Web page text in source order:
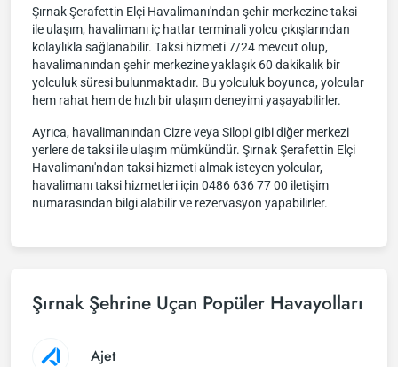
Şırnak Şerafettin Elçi Havalimanı'ndan şehir merkezine taksi
ile ulaşım, havalimanı iç hatlar terminali yolcu çıkışlarından
kolaylıkla sağlanabilir. Taksi hizmeti 7/24 mevcut olup,
havalimanından şehir merkezine yaklaşık 60 dakikalık bir
yolculuk süresi bulunmaktadır. Bu yolculuk boyunca, yolcular
hem rahat hem de hızlı bir ulaşım deneyimi yaşayabilirler.
Ayrıca, havalimanından Cizre veya Silopi gibi diğer merkezi
yerlere de taksi ile ulaşım mümkündür. Şırnak Şerafettin Elçi
Havalimanı'ndan taksi hizmeti almak isteyen yolcular,
havalimanı taksi hizmetleri için 0486 636 77 00 iletişim
numarasından bilgi alabilir ve rezervasyon yapabilirler.
Şırnak Şehrine Uçan Popüler Havayolları
Ajet